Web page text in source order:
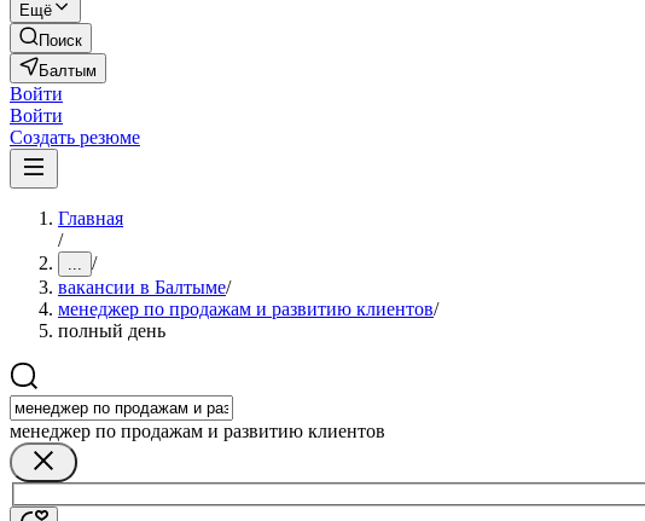
Ещё
Поиск
Балтым
Войти
Войти
Создать резюме
Главная
/
... /
вакансии в Балтыме/
менеджер по продажам и развитию клиентов/
полный день
менеджер по продажам и развитию клиентов